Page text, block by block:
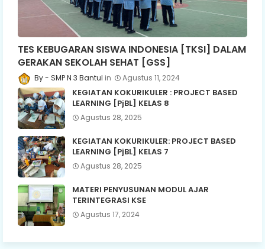
TES KEBUGARAN SISWA INDONESIA [TKSI] DALAM
GERAKAN SEKOLAH SEHAT [GSS]
SMP N 3 Bantul Agustus 11, 2024
KEGIATAN KOKURIKULER : PROJECT BASED
LEARNING [PjBL] KELAS 8
Agustus 28, 2025
KEGIATAN KOKURIKULER: PROJECT BASED
LEARNING [PjBL] KELAS 7
Agustus 28, 2025
MATERI PENYUSUNAN MODUL AJAR
TERINTEGRASI KSE
Agustus 17, 2024